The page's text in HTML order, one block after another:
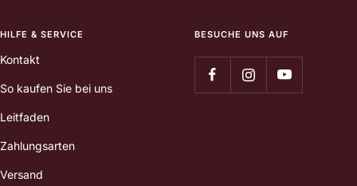
HILFE & SERVICE
Kontakt
So kaufen Sie bei uns
Leitfaden
Zahlungsarten
Versand
BESUCHE UNS AUF